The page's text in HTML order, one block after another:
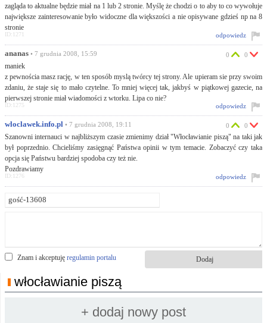
zagląda to aktualne będzie miał na 1 lub 2 stronie. Myślę że chodzi o to aby to co wywołuje
największe zainteresowanie było widoczne dla większości a nie opisywane gdzieś np na 8
stronie
odpowiedz
ID:1271
ananas • 7 grudnia 2008, 15:59
maniek
z pewnościa masz rację, w ten sposób myslą twórcy tej strony. Ale upieram sie przy swoim
zdaniu, że staje się to mało czytelne. To mniej więcej tak, jakbyś w piątkowej gazecie, na
pierwszej stronie miał wiadomości z wtorku. Lipa co nie?
0 0
odpowiedz
ID:1275
wloclawek.info.pl • 7 grudnia 2008, 19:11
Szanowni internauci w najbliższym czasie zmienimy dział "Włocławianie piszą" na taki jak
był poprzednio. Chcieliśmy zasięgnąć Państwa opinii w tym temacie. Zobaczyć czy taka
opcja się Państwu bardziej spodoba czy też nie.
Pozdrawiamy
0 0
odpowiedz
ID:1276
Znam i akceptuję regulamin portalu
włocławianie piszą